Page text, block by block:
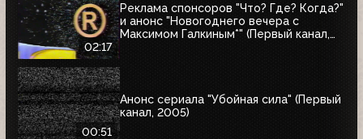
02:17
Реклама спонсоров "Что? Где? Когда?"
и анонс "Новогоднего вечера с
Максимом Галкиным*" (Первый канал,
00:51
Анонс сериала "Убойная сила" (Первый
канал, 2005)